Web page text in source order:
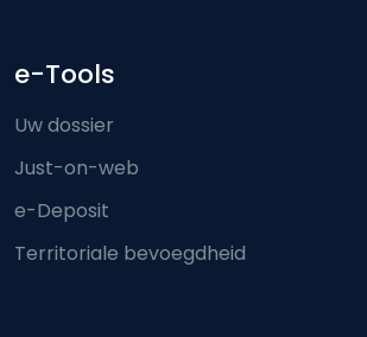
e-Tools
Uw dossier
Just-on-web
e-Deposit
Territoriale bevoegdheid